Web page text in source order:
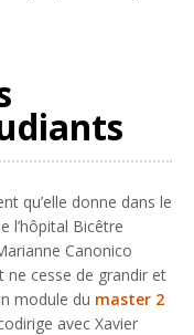
qu’elle donne dans le
l’hôpital Bicêtre
Canonico
ne cesse de grandir et
module du master 2
avec Xavier